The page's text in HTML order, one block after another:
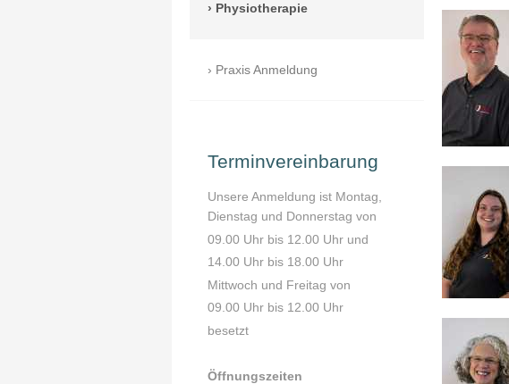
Physiotherapie
Praxis Anmeldung
Terminvereinbarung
Unsere Anmeldung ist Montag,
Dienstag und Donnerstag von
09.00 Uhr bis 12.00 Uhr und
14.00 Uhr bis 18.00 Uhr
Mittwoch und Freitag von
09.00 Uhr bis 12.00 Uhr
besetzt
Öffnungszeiten